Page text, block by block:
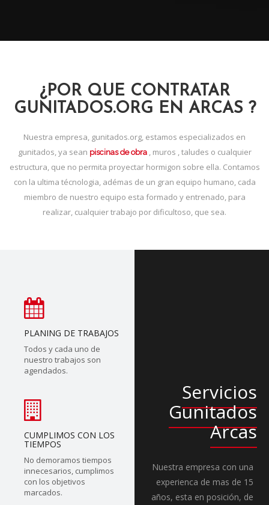
¿POR QUE CONTRATAR
GUNITADOS.ORG EN ARCAS ?
Nuestra empresa, gunitados.org, estamos especializados en
gunitados, ya sean piscinas de obra, muros , taludes o cualquier
estructura, que no permita proyectar hormigon sobre ella. Contamos
con la ultima técnologia, adémas de un gran equipo humano, cada
miembro de nuestro equipo esta formado y entrenado, para
realizar, cualquier trabajo por dificultoso, que sea.
PLANING DE TRABAJOS
Todos y cada uno de
nuestro trabajos son
agendados.
CUMPLIMOS CON LOS
TIEMPOS
No demoramos tiempos
innecesarios, cumplimos
con los objetivos
marcados.
Servicios
Gunitados
Arcas
Nuestra empresa con una
experienca de mas de 15
años, esta en posición, de